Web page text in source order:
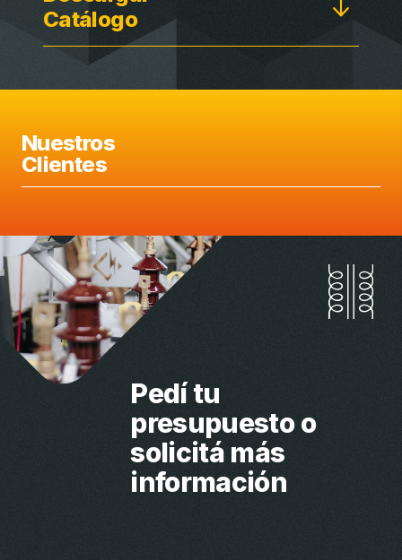
Catálogo
Nuestros
Clientes
Pedí tu
presupuestoo
solicitá más
información